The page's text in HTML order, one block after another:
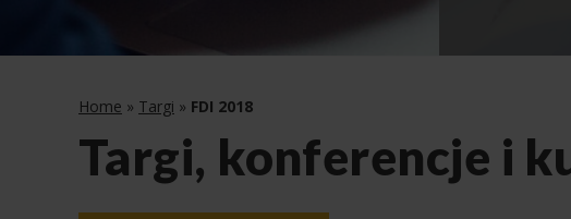
Home » Targi » FDI 2018
Targi, konferencje i